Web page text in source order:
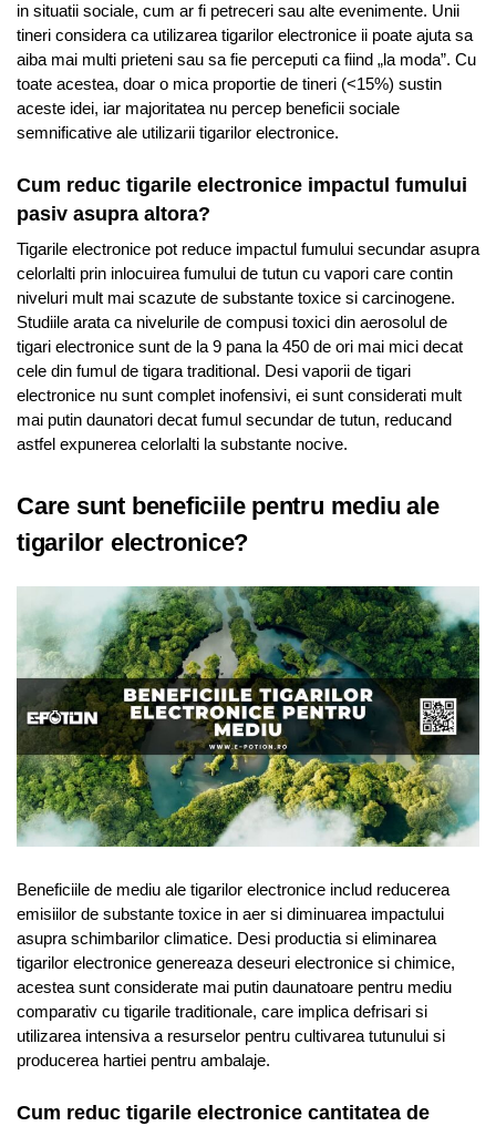
in situatii sociale, cum ar fi petreceri sau alte evenimente. Unii
tineri considera ca utilizarea tigarilor electronice ii poate ajuta sa
aiba mai multi prieteni sau sa fie perceputi ca fiind „la moda”. Cu
toate acestea, doar o mica proportie de tineri (<15%) sustin
aceste idei, iar majoritatea nu percep beneficii sociale
semnificative ale utilizarii tigarilor electronice.
Cum reduc tigarile electronice impactul fumului
pasiv asupra altora?
Tigarile electronice pot reduce impactul fumului secundar asupra
celorlalti prin inlocuirea fumului de tutun cu vapori care contin
niveluri mult mai scazute de substante toxice si carcinogene.
Studiile arata ca nivelurile de compusi toxici din aerosolul de
tigari electronice sunt de la 9 pana la 450 de ori mai mici decat
cele din fumul de tigara traditional. Desi vaporii de tigari
electronice nu sunt complet inofensivi, ei sunt considerati mult
mai putin daunatori decat fumul secundar de tutun, reducand
astfel expunerea celorlalti la substante nocive.
Care sunt beneficiile pentru mediu ale
tigarilor electronice?
Beneficiile de mediu ale tigarilor electronice includ reducerea
emisiilor de substante toxice in aer si diminuarea impactului
asupra schimbarilor climatice. Desi productia si eliminarea
tigarilor electronice genereaza deseuri electronice si chimice,
acestea sunt considerate mai putin daunatoare pentru mediu
comparativ cu tigarile traditionale, care implica defrisari si
utilizarea intensiva a resurselor pentru cultivarea tutunului si
producerea hartiei pentru ambalaje.
Cum reduc tigarile electronice cantitatea de